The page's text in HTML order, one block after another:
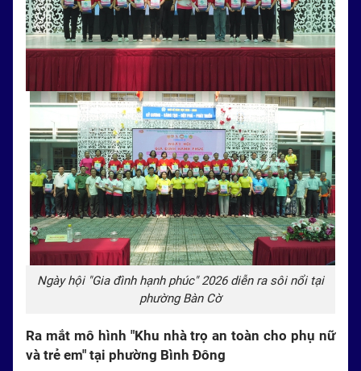
Ngày hội "Gia đình hạnh phúc" 2026 diễn ra sôi nổi tại
phường Bàn Cờ
Ra mắt mô hình "Khu nhà trọ an toàn cho phụ nữ
và trẻ em" tại phường Bình Đông